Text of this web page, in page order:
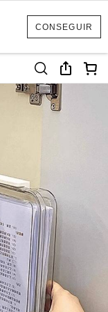
CONSEGUIR